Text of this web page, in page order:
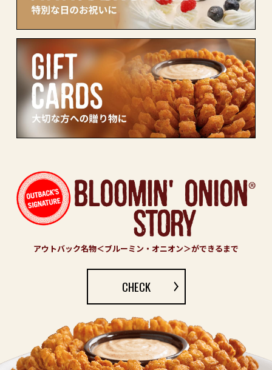
アウトバック名物＜ブルーミン・オニオン＞ができるまで
CHECK